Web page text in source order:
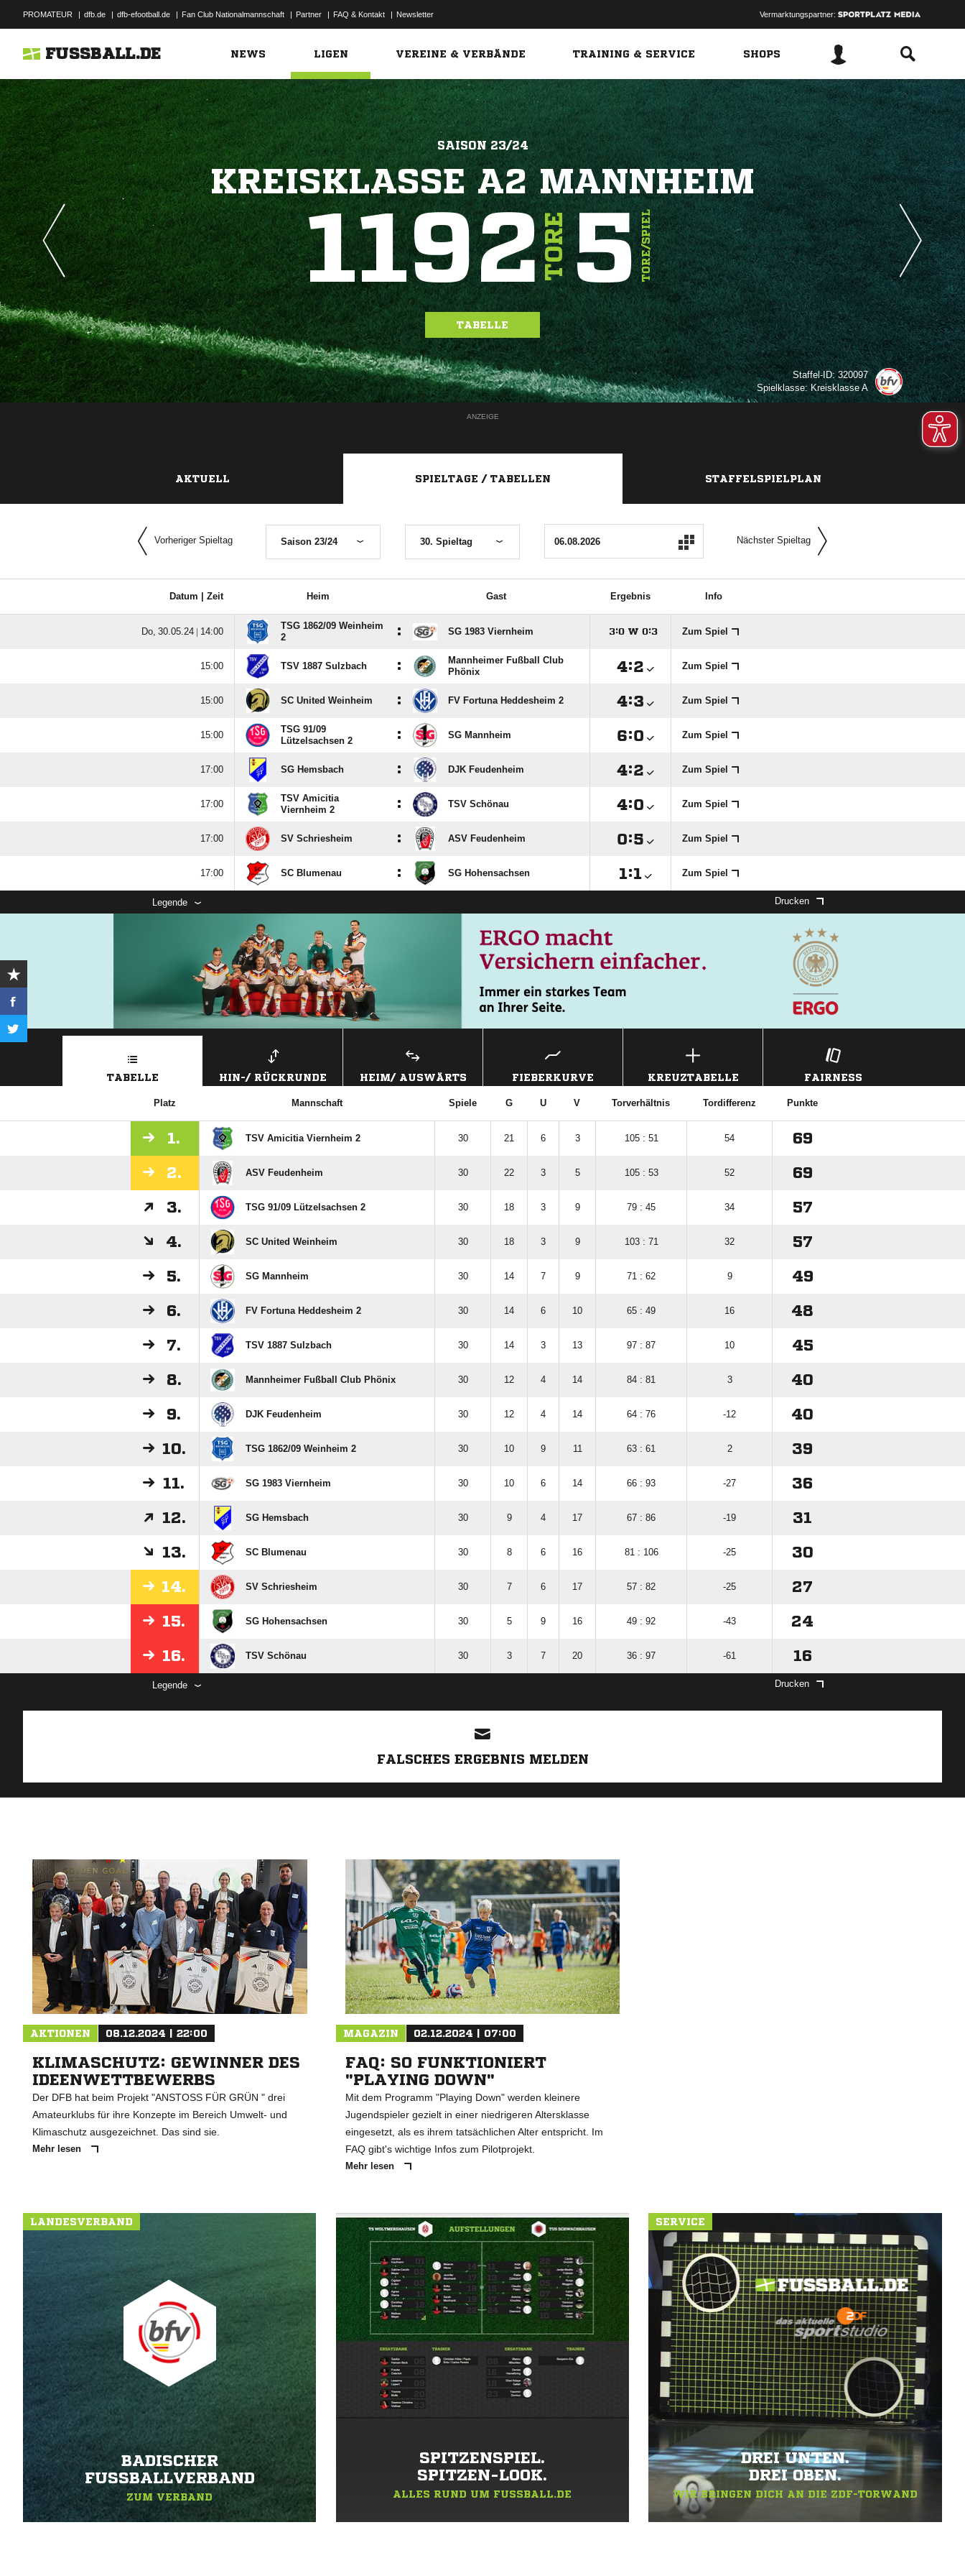
PROMATEUR | dfb.de | dfb-efootball.de | Fan Club Nationalmannschaft | Partner | FAQ & Kontakt | Newsletter Vermarktungspartner:
FUSSBALL.DE NEWS LIGEN VEREINE & VERBÄNDE TRAINING & SERVICE SHOPS
SAISON 23/24
KREISKLASSE A2 MANNHEIM
1192TORE5TORE/SPIEL
TABELLE
Staffel-ID: 320097
Spielklasse: Kreisklasse A
ANZEIGE
AKTUELL SPIELTAGE / TABELLEN STAFFELSPIELPLAN
Vorheriger Spieltag Saison 23/24 30. Spieltag Nächster Spieltag
Datum | Zeit Heim Gast Ergebnis Info
  | 
TSG 1862/​09 Weinheim
2
: SG 1983 Viernheim : W: Zum Spiel
 TSV 1887 Sulzbach :
Mannheimer Fußball Club
Phönix
: Zum Spiel
 SC United Weinheim : FV Fortuna Heddesheim 2 : Zum Spiel

TSG 91/​09
Lützelsachsen 2
: SG Mannheim : Zum Spiel
 SG Hemsbach : DJK Feudenheim : Zum Spiel

TSV Amicitia
Viernheim 2
: TSV Schönau : Zum Spiel
 SV Schriesheim : ASV Feudenheim : Zum Spiel
 SC Blumenau : SG Hohensachsen : Zum Spiel
Legende Drucken
TABELLE HIN-/ RÜCKRUNDE HEIM/ AUSWÄRTS FIEBERKURVE KREUZTABELLE FAIRNESS
Platz Mannschaft Spiele G U V Torverhältnis Tordifferenz Punkte
1. TSV Amicitia Viernheim 2 30 21 6 3 105 : 51 54 69
2. ASV Feudenheim 30 22 3 5 105 : 53 52 69
3. TSG 91/​09 Lützelsachsen 2 30 18 3 9 79 : 45 34 57
4. SC United Weinheim 30 18 3 9 103 : 71 32 57
5. SG Mannheim 30 14 7 9 71 : 62 9 49
6. FV Fortuna Heddesheim 2 30 14 6 10 65 : 49 16 48
7. TSV 1887 Sulzbach 30 14 3 13 97 : 87 10 45
8. Mannheimer Fußball Club Phönix 30 12 4 14 84 : 81 3 40
9. DJK Feudenheim 30 12 4 14 64 : 76 -12 40
10. TSG 1862/​09 Weinheim 2 30 10 9 11 63 : 61 2 39
11. SG 1983 Viernheim 30 10 6 14 66 : 93 -27 36
12. SG Hemsbach 30 9 4 17 67 : 86 -19 31
13. SC Blumenau 30 8 6 16 81 : 106 -25 30
14. SV Schriesheim 30 7 6 17 57 : 82 -25 27
15. SG Hohensachsen 30 5 9 16 49 : 92 -43 24
16. TSV Schönau 30 3 7 20 36 : 97 -61 16
Legende Drucken
FALSCHES ERGEBNIS MELDEN
AKTIONEN 08.12.2024 | 22:00
KLIMASCHUTZ: GEWINNER DES
IDEENWETTBEWERBS
Der DFB hat beim Projekt "ANSTOSS FÜR GRÜN " drei
Amateurklubs für ihre Konzepte im Bereich Umwelt- und
Klimaschutz ausgezeichnet. Das sind sie.
Mehr lesen
MAGAZIN 02.12.2024 | 07:00
FAQ: SO FUNKTIONIERT
"PLAYING DOWN"
Mit dem Programm "Playing Down" werden kleinere
Jugendspieler gezielt in einer niedrigeren Altersklasse
eingesetzt, als es ihrem tatsächlichen Alter entspricht. Im
FAQ gibt's wichtige Infos zum Pilotprojekt.
Mehr lesen
LANDESVERBAND
BADISCHER
FUSSBALLVERBAND
ZUM VERBAND
SPITZENSPIEL.
SPITZEN-LOOK.
ALLES RUND UM FUSSBALL.DE
SERVICE
DREI UNTEN.
DREI OBEN.
WIR BRINGEN DICH AN DIE ZDF-TORWAND